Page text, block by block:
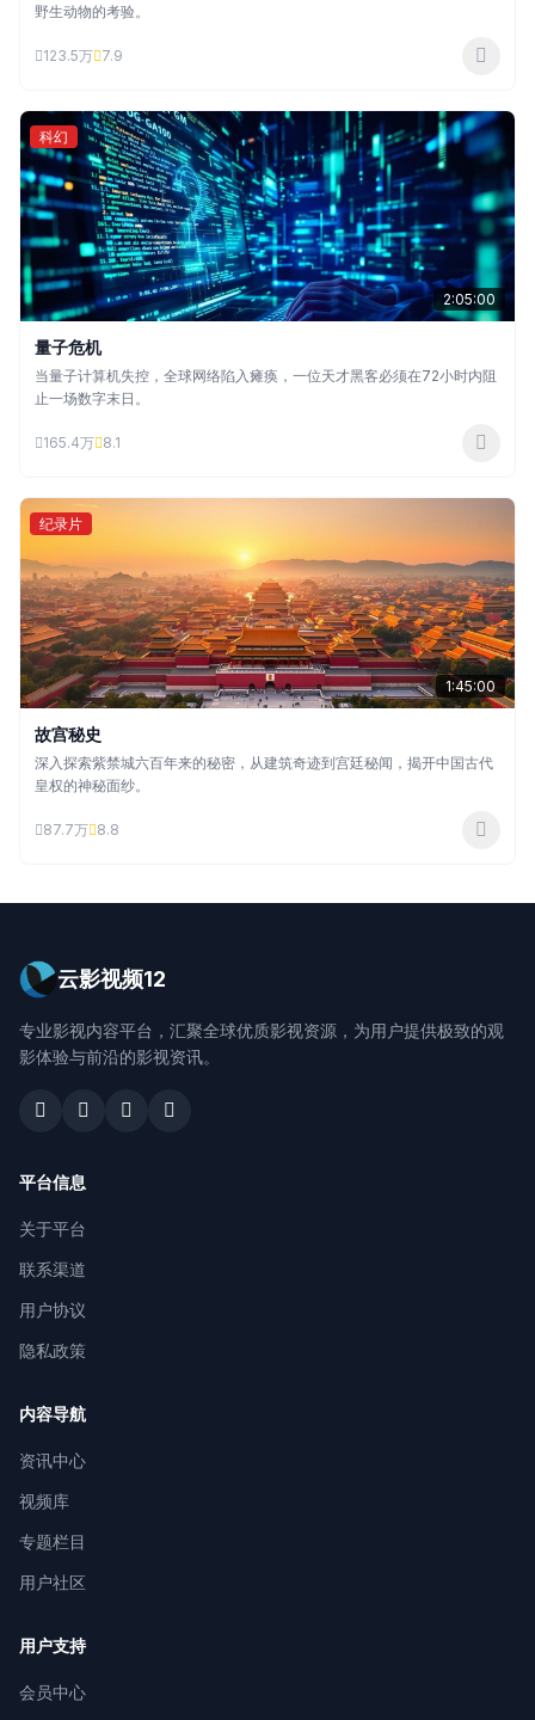
野生动物的考验。
123.5万 7.9
科幻
2:05:00
量子危机
当量子计算机失控，全球网络陷入瘫痪，一位天才黑客必须在72小时内阻
止一场数字末日。
165.4万 8.1
纪录片
1:45:00
故宫秘史
深入探索紫禁城六百年来的秘密，从建筑奇迹到宫廷秘闻，揭开中国古代
皇权的神秘面纱。
87.7万 8.8
云影视频12
专业影视内容平台，汇聚全球优质影视资源，为用户提供极致的观
影体验与前沿的影视资讯。
平台信息
关于平台
联系渠道
用户协议
隐私政策
内容导航
资讯中心
视频库
专题栏目
用户社区
用户支持
会员中心